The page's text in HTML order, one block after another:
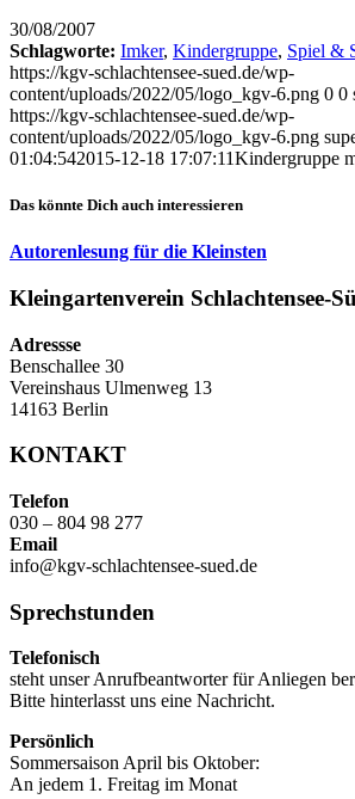
30/08/2007
Schlagworte: Imker, Kindergruppe, Spiel &
https://kgv-schlachtensee-sued.de/wp-
content/uploads/2022/05/logo_kgv-6.png 0 0
https://kgv-schlachtensee-sued.de/wp-
content/uploads/2022/05/logo_kgv-6.png
01:04:542015-12-18 17:07:11Kindergruppe
Das könnte Dich auch interessieren
Autorenlesung für die Kleinsten
Kleingartenverein Schlachtensee-
Adressse
Benschallee 30
Vereinshaus Ulmenweg 13
14163 Berlin
KONTAKT
Telefon
030 – 804 98 277
Email
info@kgv-schlachtensee-sued.de
Sprechstunden
Telefonisch
steht unser Anrufbeantworter für Anliegen
Bitte hinterlasst uns eine Nachricht.
Persönlich
Sommersaison April bis Oktober:
An jedem 1. Freitag im Monat